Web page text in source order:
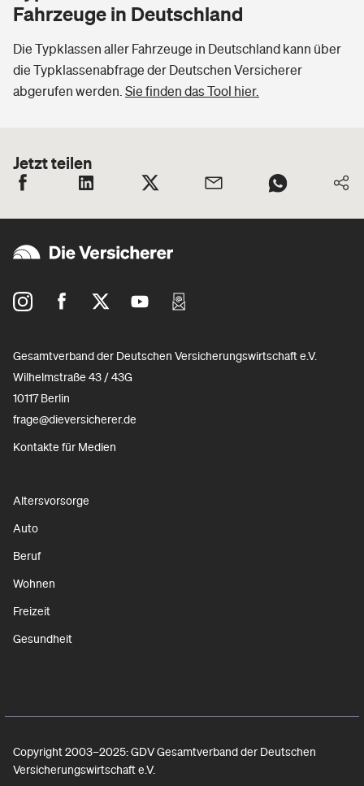
Fahrzeuge in Deutschland
Die Typklassen aller Fahrzeuge in Deutschland kann über
die Typklassenabfrage der Deutschen Versicherer
abgerufen werden. Sie finden das Tool hier.
Jetzt teilen
Gesamtverband der Deutschen Versicherungswirtschaft e.V.
Wilhelmstraße 43 / 43G
10117 Berlin
frage@dieversicherer.de
Kontakte für Medien
Altersvorsorge
Auto
Beruf
Wohnen
Freizeit
Gesundheit
Copyright 2003–2025: GDV Gesamtverband der Deutschen
Versicherungswirtschaft e.V.